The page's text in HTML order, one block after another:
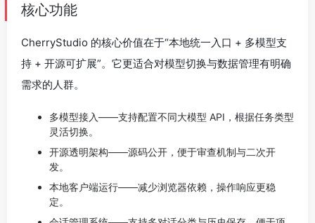
核心功能
CherryStudio 的核心价值在于“本地统一入口 + 多模型支
持 + 开源可扩展”。它更适合对模型切换与数据管理有明确
需求的人群。
多模型接入——支持配置不同大模型 API，根据任务类型
灵活切换。
开源透明架构——源码公开，便于审查机制与二次开
发。
本地客户端运行——减少浏览器依赖，操作响应更稳
定。